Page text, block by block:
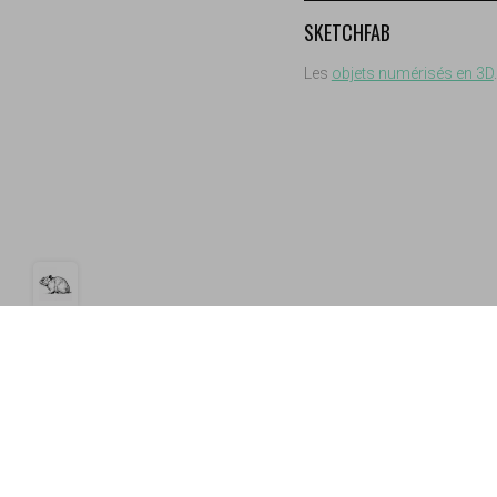
SKETCHFAB
Les objets numérisés en 3D.
Open the cookie bar